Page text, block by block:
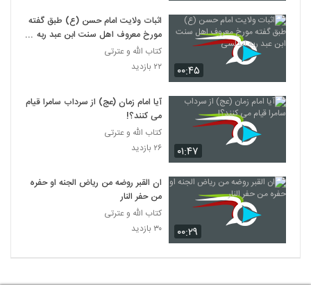
۰۰:۴۵
اثبات ولایت امام حسن (ع) طبق گفته
مورخ معروف اهل سنت ابن عبد ربه
اندلسی
کتاب الله و عترتی
۲۲ بازدید
۰۱:۴۷
آیا امام زمان (عج) از سرداب سامرا قیام
می کنند؟!
کتاب الله و عترتی
۲۶ بازدید
۰۰:۲۹
ان القبر روضه من ریاض الجنه او حفره
من حفر النار
کتاب الله و عترتی
۳۰ بازدید